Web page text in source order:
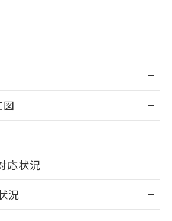
ます。
ログイン/会員登録
応状況
・凡例
況
ビスに関するお客様との取
用に関して"
囲」に記載されている法人を
（10物質）の非含有証明書
有証明書（当社基準）
発行日時点で非含有を証明す
は、対応完了までの期間は出
応品が混在することから備考
記載しておりました。
対応品への在庫切替を完了